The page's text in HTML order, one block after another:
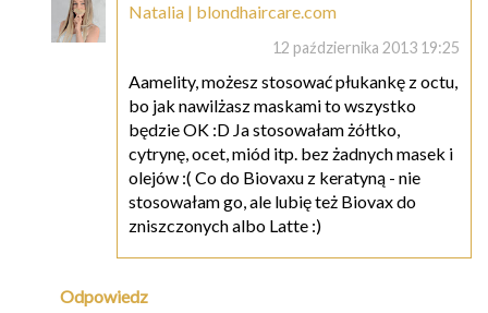
Natalia | blondhaircare.com
12 października 2013 19:25
Aamelity, możesz stosować płukankę z octu,
bo jak nawilżasz maskami to wszystko
będzie OK :D Ja stosowałam żółtko,
cytrynę, ocet, miód itp. bez żadnych masek i
olejów :( Co do Biovaxu z keratyną - nie
stosowałam go, ale lubię też Biovax do
zniszczonych albo Latte :)
Odpowiedz